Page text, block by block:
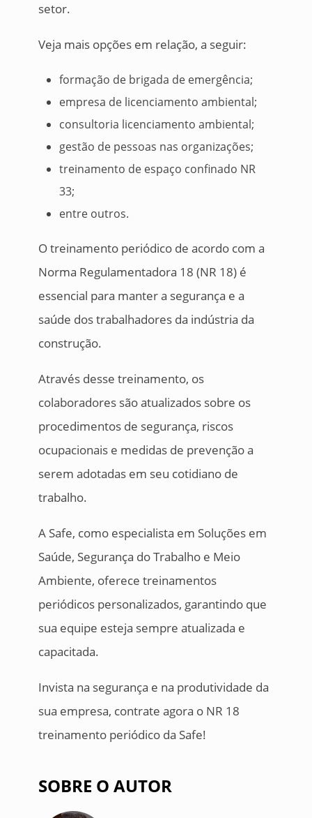
setor.
Veja mais opções em relação, a seguir:
formação de brigada de emergência;
empresa de licenciamento ambiental;
consultoria licenciamento ambiental;
gestão de pessoas nas organizações;
treinamento de espaço confinado NR
33;
entre outros.
O treinamento periódico de acordo com a
Norma Regulamentadora 18 (NR 18) é
essencial para manter a segurança e a
saúde dos trabalhadores da indústria da
construção.
Através desse treinamento, os
colaboradores são atualizados sobre os
procedimentos de segurança, riscos
ocupacionais e medidas de prevenção a
serem adotadas em seu cotidiano de
trabalho.
A Safe, como especialista em Soluções em
Saúde, Segurança do Trabalho e Meio
Ambiente, oferece treinamentos
periódicos personalizados, garantindo que
sua equipe esteja sempre atualizada e
capacitada.
Invista na segurança e na produtividade da
sua empresa, contrate agora o NR 18
treinamento periódico da Safe!
SOBRE O AUTOR